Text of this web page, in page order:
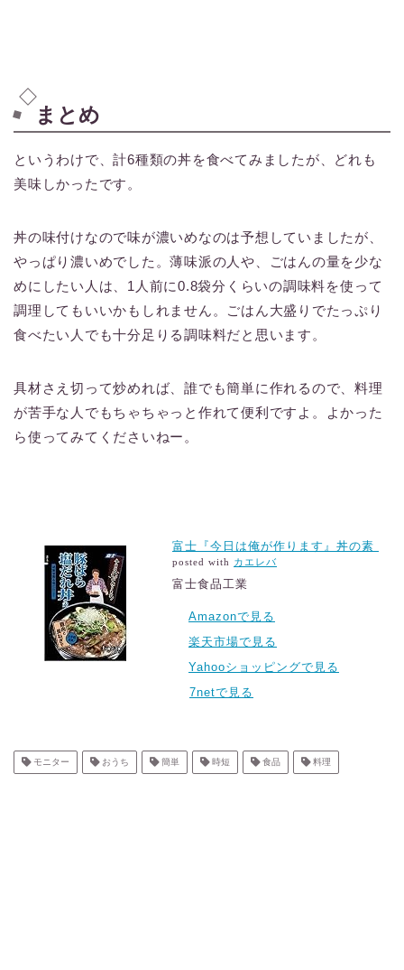
まとめ
というわけで、計6種類の丼を食べてみましたが、どれも
美味しかったです。
丼の味付けなので味が濃いめなのは予想していましたが、
やっぱり濃いめでした。薄味派の人や、ごはんの量を少な
めにしたい人は、1人前に0.8袋分くらいの調味料を使って
調理してもいいかもしれません。ごはん大盛りでたっぷり
食べたい人でも十分足りる調味料だと思います。
具材さえ切って炒めれば、誰でも簡単に作れるので、料理
が苦手な人でもちゃちゃっと作れて便利ですよ。よかった
ら使ってみてくださいねー。
富士『今日は俺が作ります』丼の素
posted with カエレバ
富士食品工業
Amazonで見る
楽天市場で見る
Yahooショッピングで見る
7netで見る
モニター おうち 簡単 時短 食品 料理